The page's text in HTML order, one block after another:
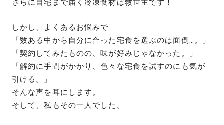
さらに自宅まで届く冷凍食材は救世主です！
しかし、よくあるお悩みで
「数ある中から自分に合った宅食を選ぶのは面倒…。」
「契約してみたものの、味が好みじゃなかった。」
「解約に手間がかかり、色々な宅食を試すのにも気が
引ける。」
そんな声を耳にします。
そして、私もその一人でした。